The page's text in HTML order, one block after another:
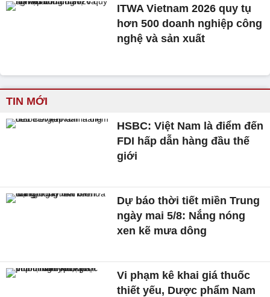
ITWA Vietnam 2026 quy tụ
hơn 500 doanh nghiệp công
nghệ và sản xuất
TIN MỚI
HSBC: Việt Nam là điểm đến
FDI hấp dẫn hàng đầu thế
giới
Dự báo thời tiết miền Trung
ngày mai 5/8: Nắng nóng
xen kẽ mưa dông
Vi phạm kê khai giá thuốc
thiết yếu, Dược phẩm Nam